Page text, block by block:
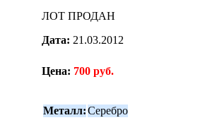
ЛОТ ПРОДАН
Дата: 21.03.2012
Цена: 700 руб.
Металл:Серебро